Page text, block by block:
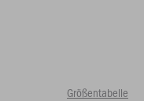
Größentabelle